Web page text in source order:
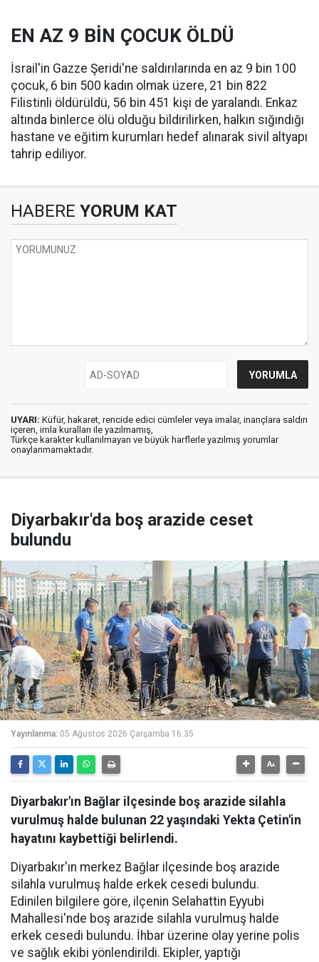
EN AZ 9 BİN ÇOCUK ÖLDÜ
İsrail'in Gazze Şeridi'ne saldırılarında en az 9 bin 100
çocuk, 6 bin 500 kadın olmak üzere, 21 bin 822
Filistinli öldürüldü, 56 bin 451 kişi de yaralandı. Enkaz
altında binlerce ölü olduğu bildirilirken, halkın sığındığı
hastane ve eğitim kurumları hedef alınarak sivil altyapı
tahrip ediliyor.
HABERE YORUM KAT
UYARI: Küfür, hakaret, rencide edici cümleler veya imalar, inançlara saldırı
içeren, imla kuralları ile yazılmamış,
Türkçe karakter kullanılmayan ve büyük harflerle yazılmış yorumlar
onaylanmamaktadır.
Diyarbakır'da boş arazide ceset
bulundu
Yayınlanma: 05 Ağustos 2026 Çarşamba 16:35
Diyarbakır'ın Bağlar ilçesinde boş arazide silahla
vurulmuş halde bulunan 22 yaşındaki Yekta Çetin'in
hayatını kaybettiği belirlendi.
Diyarbakır'ın merkez Bağlar ilçesinde boş arazide
silahla vurulmuş halde erkek cesedi bulundu.
Edinilen bilgilere göre, ilçenin Selahattin Eyyubi
Mahallesi'nde boş arazide silahla vurulmuş halde
erkek cesedi bulundu. İhbar üzerine olay yerine polis
ve sağlık ekibi yönlendirildi. Ekipler, yaptığı